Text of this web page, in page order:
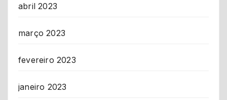
abril 2023
março 2023
fevereiro 2023
janeiro 2023